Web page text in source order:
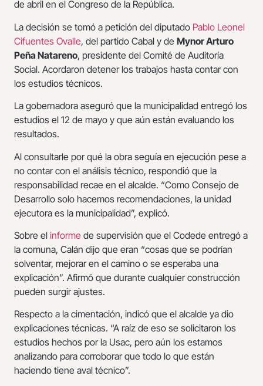
de abril en el Congreso de la República.
La decisión se tomó a petición del diputado Pablo Leonel
Cifuentes Ovalle, del partido Cabal y de Mynor Arturo
Peña Natareno, presidente del Comité de Auditoría
Social. Acordaron detener los trabajos hasta contar con
los estudios técnicos.
La gobernadora aseguró que la municipalidad entregó los
estudios el 12 de mayo y que aún están evaluando los
resultados.
Al consultarle por qué la obra seguía en ejecución pese a
no contar con el análisis técnico, respondió que la
responsabilidad recae en el alcalde. “Como Consejo de
Desarrollo solo hacemos recomendaciones, la unidad
ejecutora es la municipalidad”, explicó.
Sobre el informe de supervisión que el Codede entregó a
la comuna, Calán dijo que eran “cosas que se podrían
solventar, mejorar en el camino o se esperaba una
explicación”. Afirmó que durante cualquier construcción
pueden surgir ajustes.
Respecto a la cimentación, indicó que el alcalde ya dio
explicaciones técnicas. “A raíz de eso se solicitaron los
estudios hechos por la Usac, pero aún los estamos
analizando para corroborar que todo lo que están
haciendo tiene aval técnico”.